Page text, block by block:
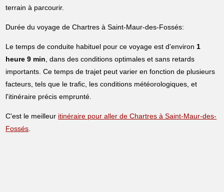
terrain à parcourir.
Durée du voyage de Chartres à Saint-Maur-des-Fossés:
Le temps de conduite habituel pour ce voyage est d'environ1
heure 9 min, dans des conditions optimales et sans retards
importants. Ce temps de trajet peut varier en fonction de plusieurs
facteurs, tels que le trafic, les conditions météorologiques, et
l'itinéraire précis emprunté.
C'est le meilleur itinéraire pour aller de Chartres à Saint-Maur-des-
Fossés.